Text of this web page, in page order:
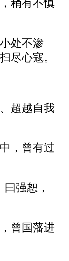
稍有不慎
处不渗
尽心寇。
超越自我
，曾有过
强恕，
曾国藩进